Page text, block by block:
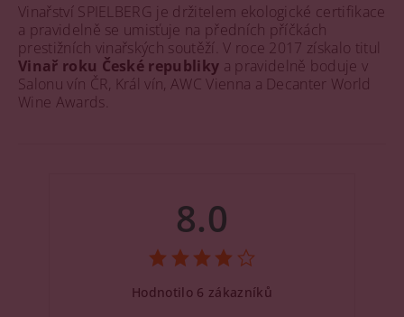
Vinařství SPIELBERG je držitelem ekologické certifikace
a pravidelně se umisťuje na předních příčkách
prestižních vinařských soutěží. V roce 2017 získalo titul
Vinař roku České republiky a pravidelně boduje v
Salonu vín ČR, Král vín, AWC Vienna a Decanter World
Wine Awards.
8.0
Hodnotilo 6 zákazníků